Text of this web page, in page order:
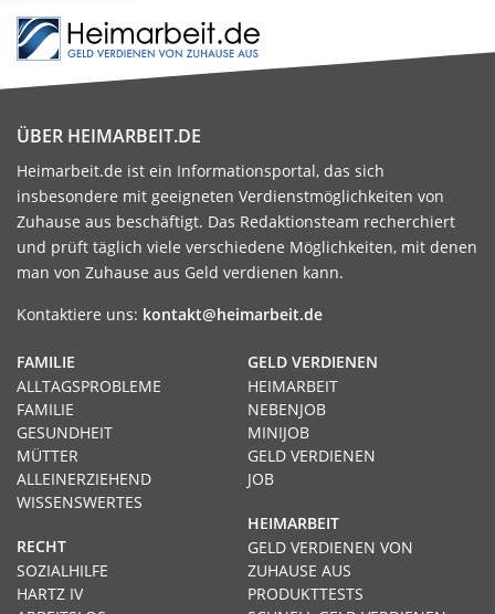
ÜBER HEIMARBEIT.DE
Heimarbeit.de ist ein Informationsportal, das sich
insbesondere mit geeigneten Verdienstmöglichkeiten von
Zuhause aus beschäftigt. Das Redaktionsteam recherchiert
und prüft täglich viele verschiedene Möglichkeiten, mit denen
man von Zuhause aus Geld verdienen kann.
Kontaktiere uns: kontakt@heimarbeit.de
GELD VERDIENEN
HEIMARBEIT
NEBENJOB
MINIJOB
GELD VERDIENEN
JOB
HEIMARBEIT
GELD VERDIENEN VON
ZUHAUSE AUS
PRODUKTTESTS
FAMILIE
ALLTAGSPROBLEME
FAMILIE
GESUNDHEIT
MÜTTER
ALLEINERZIEHEND
WISSENSWERTES
RECHT
SOZIALHILFE
HARTZ IV